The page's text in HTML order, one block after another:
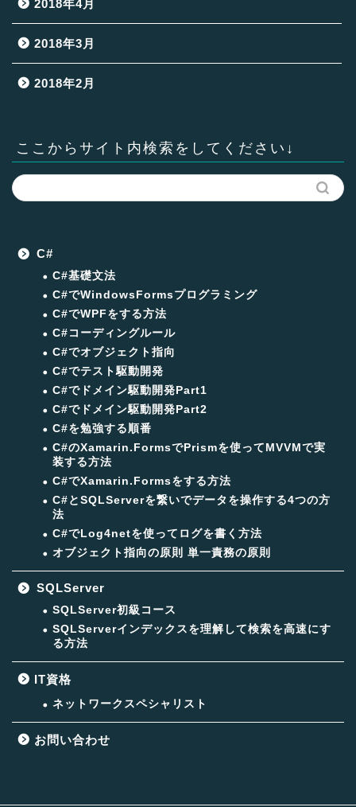
2018年4月
2018年3月
2018年2月
ここからサイト内検索をしてください↓
C#
C#基礎文法
C#でWindowsFormsプログラミング
C#でWPFをする方法
C#コーディングルール
C#でオブジェクト指向
C#でテスト駆動開発
C#でドメイン駆動開発Part1
C#でドメイン駆動開発Part2
C#を勉強する順番
C#のXamarin.FormsでPrismを使ってMVVMで実
装する方法
C#でXamarin.Formsをする方法
C#とSQLServerを繋いでデータを操作する4つの方
法
C#でLog4netを使ってログを書く方法
オブジェクト指向の原則 単一責務の原則
SQLServer
SQLServer初級コース
SQLServerインデックスを理解して検索を高速にす
る方法
IT資格
ネットワークスペシャリスト
お問い合わせ